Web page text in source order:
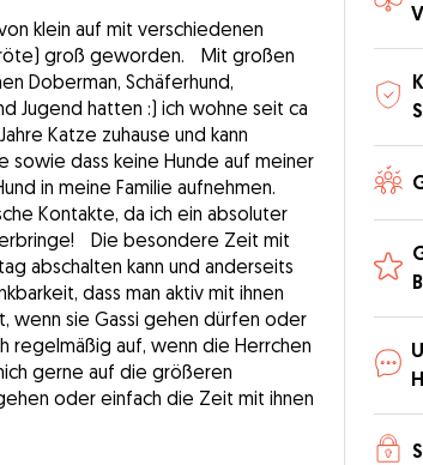
klein auf mit verschiedenen
groß geworden. Mit großen
Doberman, Schäferhund,
Jugend hatten :) ich wohne seit ca
Katze zuhause und kann
dass keine Hunde auf meiner
in meine Familie aufnehmen.
Kontakte, da ich ein absoluter
Die besondere Zeit mit
abschalten kann und anderseits
dass man aktiv mit ihnen
wenn sie Gassi gehen dürfen oder
regelmäßig auf, wenn die Herrchen
gerne auf die größeren
oder einfach die Zeit mit ihnen